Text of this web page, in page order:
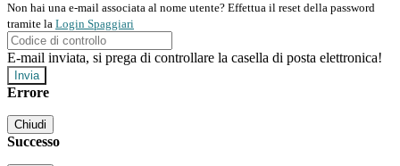
Non hai una e-mail associata al nome utente? Effettua il reset della password
tramite la Login Spaggiari
E-mail inviata, si prega di controllare la casella di posta elettronica!
Errore
Chiudi
Successo